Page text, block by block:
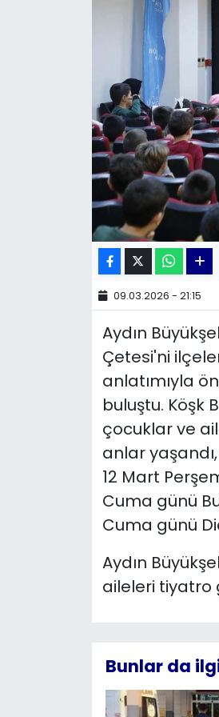
09.03.2026 - 21:15
Aydın
Çetesi'ni
anlatımıyla
buluştu. Köşk
çocuklar ve
anlar
12 Mart
Cuma günü
Cuma günü
Aydın
aileleri tiyatro
Bunlar da
KÜLTÜR SANAT
POLİTİKA
SAĞLIK
TEKNOLOJİ
Yaşam
YEREL POLİTİKA
YEREL YÖNETİMLER